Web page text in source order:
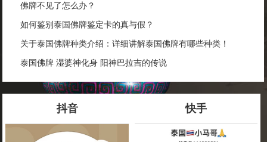
佛牌不见了怎么办？
如何鉴别泰国佛牌鉴定卡的真与假？
关于泰国佛牌种类介绍：详细讲解泰国佛牌有哪些种类！
泰国佛牌 湿婆神化身 阳神巴拉吉的传说
抖音 快手